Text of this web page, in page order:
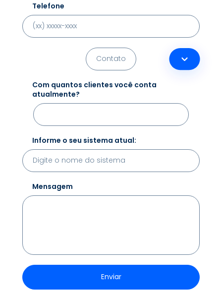
Telefone
Com quantos clientes você conta
atualmente?
Informe o seu sistema atual:
Mensagem